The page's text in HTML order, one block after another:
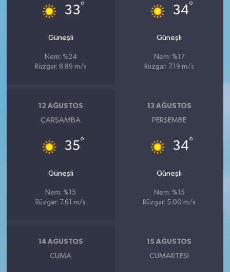
33°
Güneşli
Nem: %24
Rüzgar: 8.89 m/s
34°
Güneşli
Nem: %17
Rüzgar: 7.19 m/s
12 AĞUSTOS
ÇARŞAMBA
35°
Güneşli
Nem: %15
Rüzgar: 7.61 m/s
13 AĞUSTOS
PERŞEMBE
34°
Güneşli
Nem: %15
Rüzgar: 5.00 m/s
14 AĞUSTOS
CUMA
15 AĞUSTOS
CUMARTESI
Röportaj
SİYASET
Ulusal